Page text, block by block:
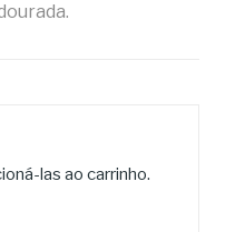
las ao carrinho.